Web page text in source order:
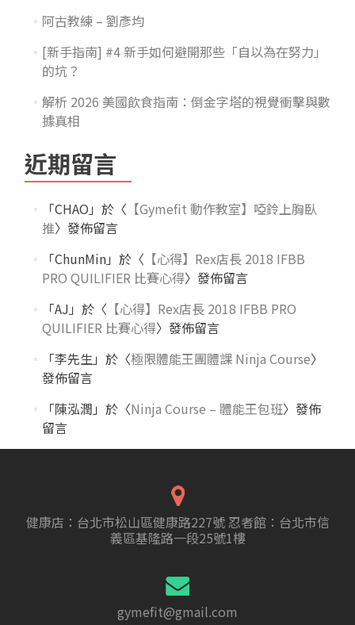
阿古教練 – 劉彥均
[新手指南] #4 新手如何避開那些「自以為在努力」
的坑？
解析 2026 美國飲食指南：倒金字塔的視覺衝擊與數
據真相
近期留言
「CHAO 」於〈 【Gymefit 動作教室】啞鈴上胸臥
推〉發佈留言
「ChunMin」於〈 【心得】Rex店長 2018 IFBB
PRO QUILIFIER 比賽心得〉發佈留言
「AJ 」於〈 【心得】Rex店長 2018 IFBB PRO
QUILIFIER 比賽心得〉發佈留言
「李先生」於〈極限體能王團體課 Ninja Course〉
發佈留言
「陳泓潤 」於〈Ninja Course – 體能王包班〉發佈
留言
健康店：台北市松山區健康路227號 忍者館：台北市信
義區基隆路一段25號1樓
gymefit@gmail.com